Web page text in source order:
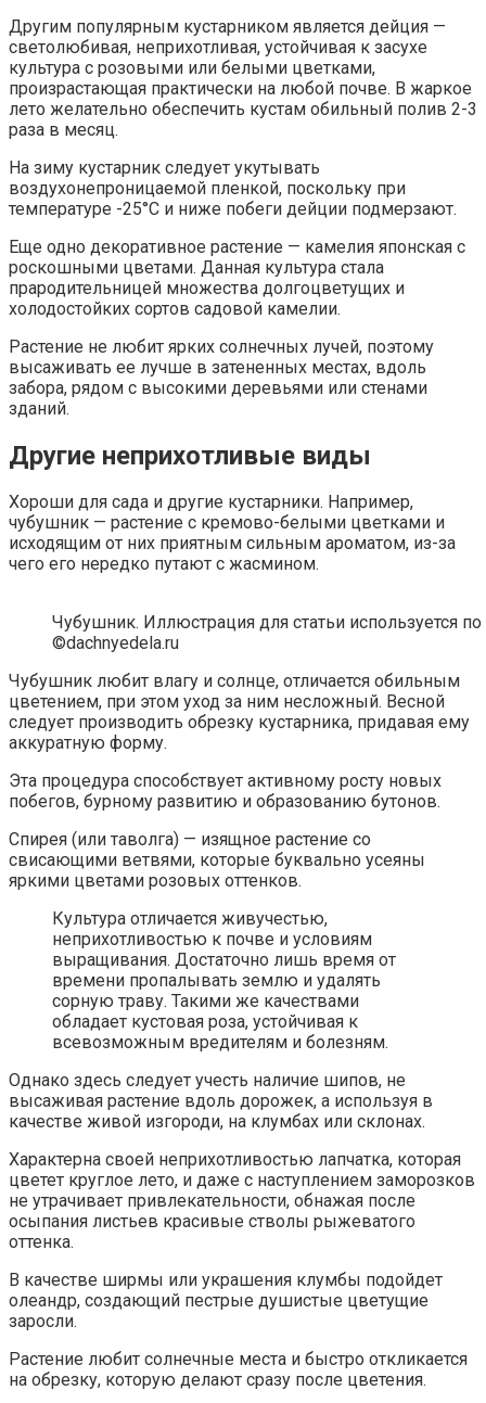
Другим популярным кустарником является дейция —
светолюбивая, неприхотливая, устойчивая к засухе
культура с розовыми или белыми цветками,
произрастающая практически на любой почве. В жаркое
лето желательно обеспечить кустам обильный полив 2-3
раза в месяц.
На зиму кустарник следует укутывать
воздухонепроницаемой пленкой, поскольку при
температуре -25°С и ниже побеги дейции подмерзают.
Еще одно декоративное растение — камелия японская с
роскошными цветами. Данная культура стала
прародительницей множества долгоцветущих и
холодостойких сортов садовой камелии.
Растение не любит ярких солнечных лучей, поэтому
высаживать ее лучше в затененных местах, вдоль
забора, рядом с высокими деревьями или стенами
зданий.
Другие неприхотливые виды
Хороши для сада и другие кустарники. Например,
чубушник — растение с кремово-белыми цветками и
исходящим от них приятным сильным ароматом, из-за
чего его нередко путают с жасмином.
Чубушник. Иллюстрация для статьи используется
©dachnyedela.ru
Чубушник любит влагу и солнце, отличается обильным
цветением, при этом уход за ним несложный. Весной
следует производить обрезку кустарника, придавая ему
аккуратную форму.
Эта процедура способствует активному росту новых
побегов, бурному развитию и образованию бутонов.
Спирея (или таволга) — изящное растение со
свисающими ветвями, которые буквально усеяны
яркими цветами розовых оттенков.
Культура отличается живучестью,
неприхотливостью к почве и условиям
выращивания. Достаточно лишь время от
времени пропалывать землю и удалять
сорную траву. Такими же качествами
обладает кустовая роза, устойчивая к
всевозможным вредителям и болезням.
Однако здесь следует учесть наличие шипов, не
высаживая растение вдоль дорожек, а используя в
качестве живой изгороди, на клумбах или склонах.
Характерна своей неприхотливостью лапчатка, которая
цветет круглое лето, и даже с наступлением заморозков
не утрачивает привлекательности, обнажая после
осыпания листьев красивые стволы рыжеватого
оттенка.
В качестве ширмы или украшения клумбы подойдет
олеандр, создающий пестрые душистые цветущие
заросли.
Растение любит солнечные места и быстро откликается
на обрезку, которую делают сразу после цветения.